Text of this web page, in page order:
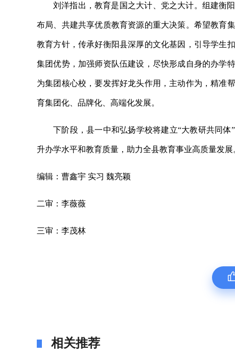
刘洋指出，教育是国之大计、党之大计。组建衡
布局、共建共享优质教育资源的重大决策。希望教育
教育方针，传承好衡阳县深厚的文化基因，引导学生
集团优势，加强师资队伍建设，尽快形成自身的办学
为集团核心校，要发挥好龙头作用，主动作为，精准
育集团化、品牌化、高端化发展。
下阶段，县一中和弘扬学校将建立“大教研共同
升办学水平和教育质量，助力全县教育事业高质量发展
编辑：曹鑫宇 实习 魏亮颖
二审：李薇薇
三审：李茂林
相关推荐